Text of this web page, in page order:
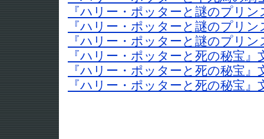
『ハリー・ポッターと謎のプリン
『ハリー・ポッターと謎のプリン
『ハリー・ポッターと謎のプリン
『ハリー・ポッターと死の秘宝』
『ハリー・ポッターと死の秘宝』
『ハリー・ポッターと死の秘宝』